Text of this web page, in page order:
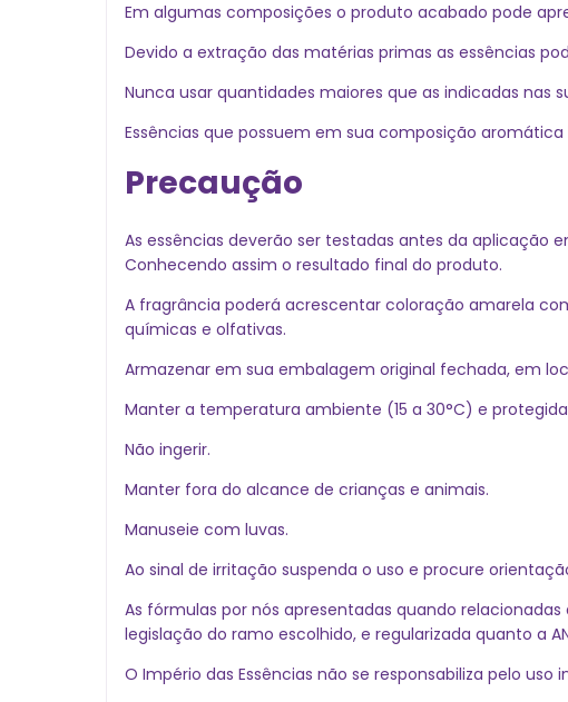
Em algumas composições o produto acabado pode
Devido a extração das matérias primas as essências
Nunca usar quantidades maiores que as indicadas nas
Essências que possuem em sua composição
Precaução
As essências deverão ser testadas antes da
Conhecendo assim o resultado final do produto.
A fragrância poderá acrescentar coloração amarela
químicas e olfativas.
Armazenar em sua embalagem original fechada, em
Manter a temperatura ambiente (15 a 30°C) e protegida
Não ingerir.
Manter fora do alcance de crianças e animais.
Manuseie com luvas.
Ao sinal de irritação suspenda o uso e procure
As fórmulas por nós apresentadas quando
legislação do ramo escolhido, e regularizada quanto a
O Império das Essências não se responsabiliza pelo uso